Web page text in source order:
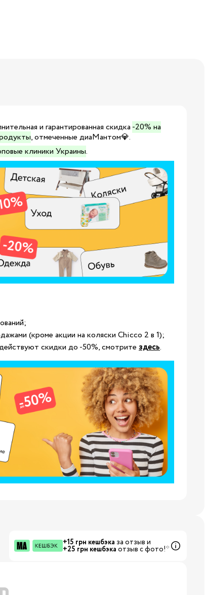
24
24
29
34
Бренды:
и гарантированная скидка -20% на
, отмеченные диаМантом💎.
клиники Украины.
(кроме акции на коляски Chicco 2 в 1);
скидки до -50%, смотрите здесь.
+15 грн кешбэка за отзыв и
+25 грн кешбэка отзыв с фото!*